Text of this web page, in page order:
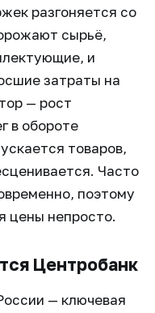
разгоняется со
сырьё,
и
затраты на
— рост
в обороте
товаров,
Часто
поэтому
цены непросто.
Центробанк
— ключевая